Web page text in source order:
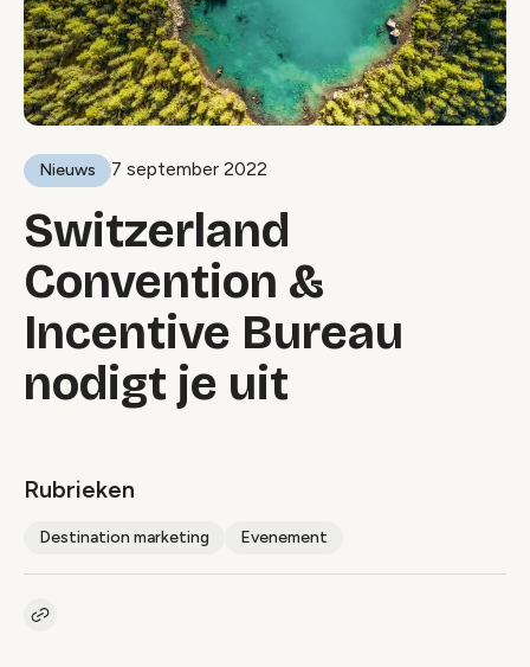
Nieuws 7 september 2022
Switzerland
Convention &
Incentive Bureau
nodigt je uit
Rubrieken
Destination marketing Evenement
Kopieer link naar artikel